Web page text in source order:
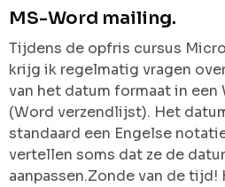
MS-Word mailing.
Tijdens de opfris cursus
krijg ik regelmatig vragen
van het datum formaat in een
(Word verzendlijst). Het
standaard een Engelse
vertellen soms dat ze de
aanpassen.Zonde van de tijd!